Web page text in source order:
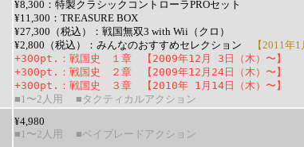
¥8,300： 特製クラシックコントローラPROセット
¥11,300： TREASURE BOX
¥27,300（税込）： 戦国無双3 with Wii（クロ）
¥2,800（税込）： みんなのおすすめセレクション 【2011年1
+300pt. ： 戦国史 １章 【2009年12月 3日（木）〜】
+300pt. ： 戦国史 ２章 【2009年12月24日（木）〜】
+300pt. ： 戦国史 ３章 【2010年 1月14日（木）〜】
■1〜2人用 ■タクティカルアクション
¥4,980
■1〜2人用
■ベイブレードアクション